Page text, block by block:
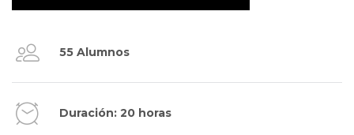
55 Alumnos
Duración: 20 horas